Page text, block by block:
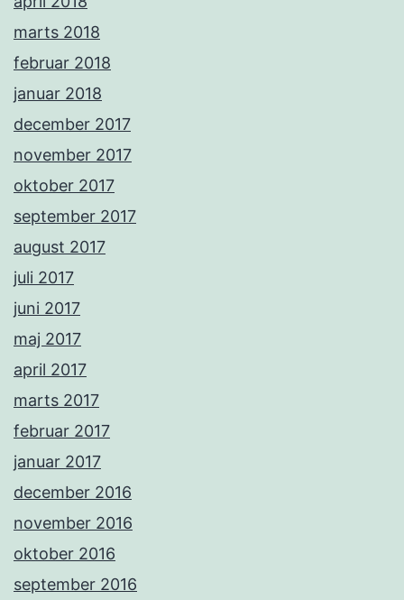
marts 2018
februar 2018
januar 2018
december 2017
november 2017
oktober 2017
september 2017
august 2017
juli 2017
juni 2017
maj 2017
april 2017
marts 2017
februar 2017
januar 2017
december 2016
november 2016
oktober 2016
september 2016